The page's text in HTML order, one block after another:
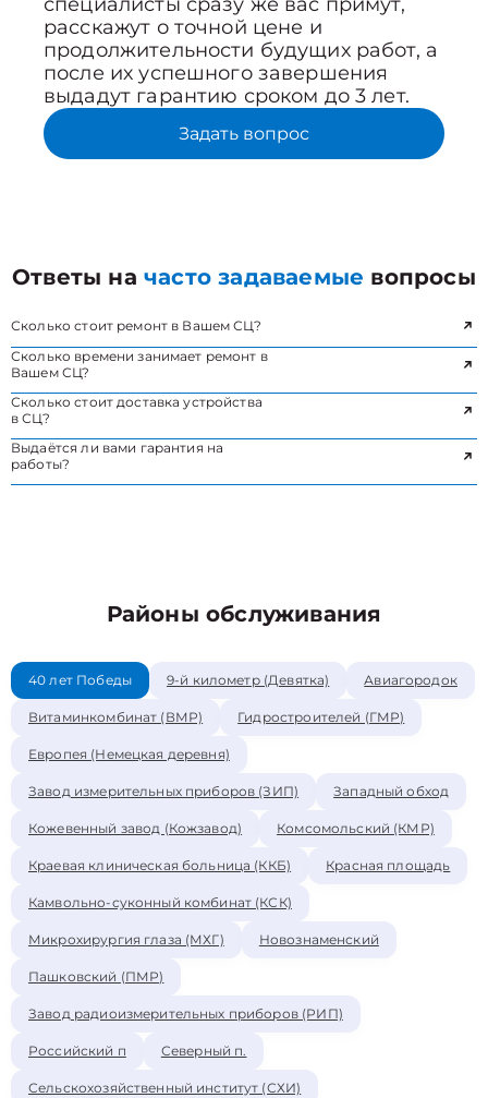
расскажут о точной цене и
продолжительности будущих работ, а
после их успешного завершения
выдадут гарантию сроком до 3 лет.
Задать вопрос
Ответы начасто задаваемые вопросы
Сколько стоит ремонт в Вашем СЦ?
Сколько времени занимает ремонт в
Вашем СЦ?
Сколько стоит доставка устройства
в СЦ?
Выдаётся ли вами гарантия на
работы?
Районы обслуживания
40 лет Победы 9-й километр (Девятка) Авиагородок
Витаминкомбинат (ВМР) Гидростроителей (ГМР)
Европея (Немецкая деревня)
Завод измерительных приборов (ЗИП) Западный обход
Кожевенный завод (Кожзавод) Комсомольский (КМР)
Краевая клиническая больница (ККБ) Красная площадь
Камвольно-суконный комбинат (КСК)
Микрохирургия глаза (МХГ) Новознаменский
Пашковский (ПМР)
Завод радиоизмерительных приборов (РИП)
Российский п Северный п.
Сельскохозяйственный институт (СХИ)